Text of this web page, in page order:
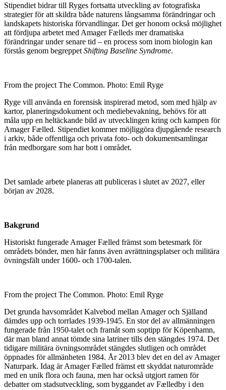
Stipendiet bidrar till Ryges fortsatta utveckling av fotografiska
strategier för att skildra både naturens långsamma förändringar och
landskapets historiska förvandlingar. Det ger honom också möjlighet
att fördjupa arbetet med Amager Fælleds mer dramatiska
förändringar under senare tid – en process som inom biologin kan
förstås genom begreppet Shifting Baseline Syndrome.
From the project The Common. Photo: Emil Ryge
Ryge vill använda en forensisk inspirerad metod, som med hjälp av
kartor, planeringsdokument och mediebevakning, behövs för att
måla upp en heltäckande bild av utvecklingen kring och kampen för
Amager Fælled. Stipendiet kommer möjliggöra djupgående research
i arkiv, både offentliga och privata foto- och dokumentsamlingar
från medborgare som har bott i området.
Det samlade arbete planeras att publiceras i slutet av 2027, eller
början av 2028.
Bakgrund
Historiskt fungerade Amager Fælled främst som betesmark för
områdets bönder, men här fanns även avrättningsplatser och militära
övningsfält under 1600- och 1700-talen.
From the project The Common. Photo: Emil Ryge
Det grunda havsområdet Kalvebod mellan Amager och Själland
dämdes upp och torrlades 1939-1945. En stor del av allmänningen
fungerade från 1950-talet och framåt som soptipp för Köpenhamn,
där man bland annat tömde sina latriner tills den stängdes 1974. Det
tidigare militära övningsområdet stängdes slutligen och området
öppnades för allmänheten 1984. År 2013 blev det en del av Amager
Naturpark. Idag är Amager Fælled främst ett skyddat naturområde
med en unik flora och fauna, men har också utgjort ramen för
debatter om stadsutveckling, som byggandet av Fælledby i den